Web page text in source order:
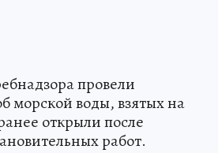
провели
морской воды, взятых на
открыли после
работ.